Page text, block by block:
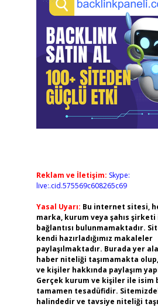
Reklam ve İletişim: Skype:
live:.cid.575569c608265c69
Yasal Uyarı: Bu internet sitesi,
marka, kurum veya şahıs
bağlantısı bulunmamaktadır.
kendi hazırladığımız makaleler
paylaşılmaktadır. Burada yer
haber niteliği taşımamakta
ve kişiler hakkında paylaşım
Gerçek kurum ve kişiler ile isim
tamamen tesadüfidir.
halindedir ve tavsiye niteliği